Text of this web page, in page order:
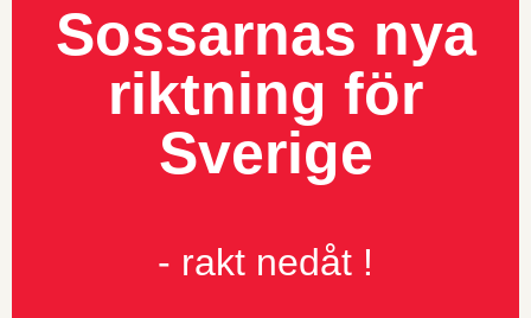
Sossarnas nya
riktning för
Sverige
- rakt nedåt !